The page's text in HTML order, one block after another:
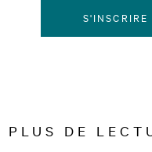
S'INSCRIRE
PLUS DE